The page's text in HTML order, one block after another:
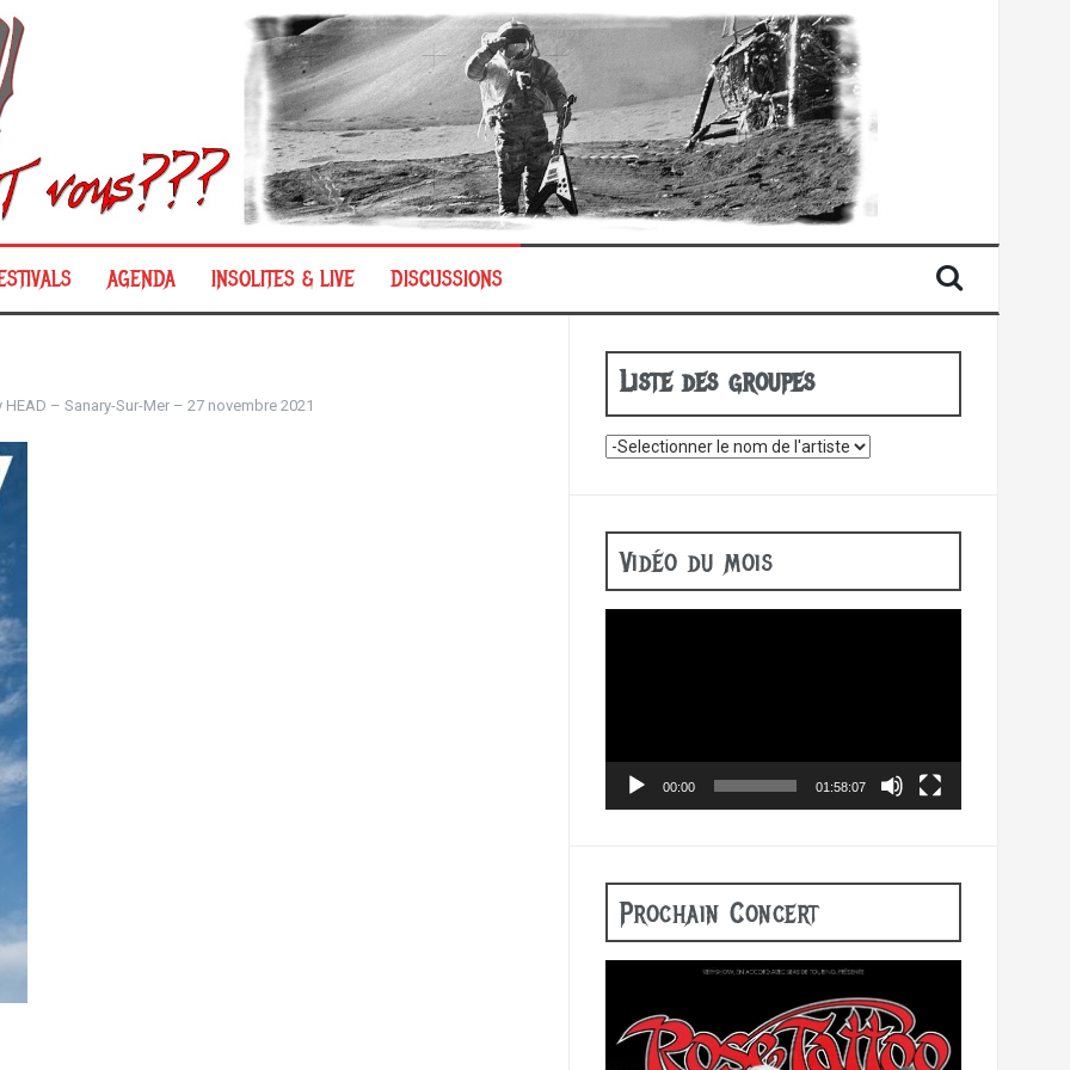
AGENDA INSOLITES & LIVE DISCUSSIONS
HEAD – Sanary-Sur-Mer – 27 novembre 2021
Liste des groupes
Vidéo du mois
00:00 01:58:07
Prochain Concert